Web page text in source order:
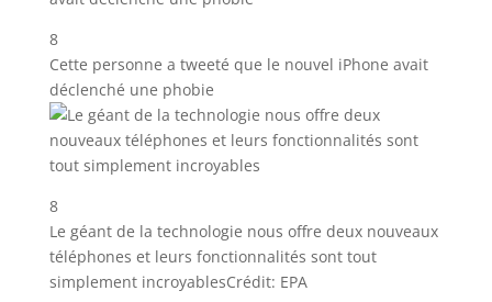
8
Cette personne a tweeté que le nouvel iPhone avait
déclenché une phobie
8
Le géant de la technologie nous offre deux nouveaux
téléphones et leurs fonctionnalités sont tout
simplement incroyablesCrédit: EPA